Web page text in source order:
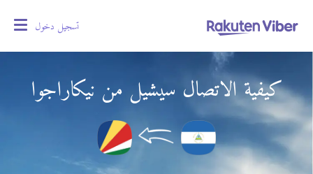
تسجيل دخول
كيفية الاتصال سيشيل من نيكاراجوا